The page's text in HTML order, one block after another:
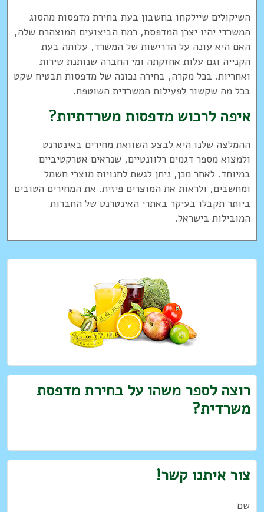
השיקולים שיילקחו בחשבון בעת בחירת מדפסות מהסוג
המשרדי יהיו יצרן המדפסת, רמת הביצועים המוצהרת שלה,
האם היא עונה על הדרישות של המשרד, עלותה בעת
הקנייה וגם עלות אחזקתה ומי החברה שנותנת שירות
ואחריות. בכל מקרה, בחירה נכונה של מדפסות תבטיח שקט
בכל מה שקשור לפעילות המשרדית השוטפת.
איפה לרכוש מדפסות משרדתיות?
ההמלצה שלנו היא לבצע השוואת מחירים באינטרנט
ולמצוא מספר דגמים רלוונטיים, שנראים אטרקטיביים
במיוחד. לאחר מכן, ניתן לגשת לחנויות מוצרי חשמל
ומחשבים, ולראות את המוצרים פיזית. את המחירים הטובים
ביותר תקבלו בעיקר באתרי האינטרנט של החברות
המובילות בישראל.
רוצה לספר משהו על בחירת מדפסת
משרדית?
צור איתנו קשר!
שם